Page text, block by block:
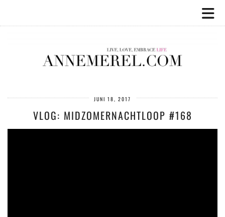
JUNI 18, 2017
VLOG: MIDZOMERNACHTLOOP #168